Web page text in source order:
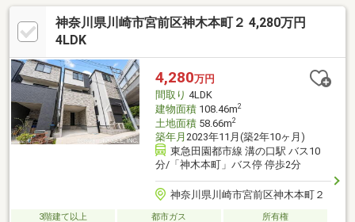
ドデッキ付の開放感南東北の3面採光！光と風が抜ける明るい2階
リビング2世帯対応（1・2階にキッチン・トイレ完備）の柔軟設
計収納力抜群！小屋裏収納ですっきり広々とした住空間
神奈川県川崎市宮前区神木本町２ 4,280万円
4LDK
4,280万円
間取り 4LDK
建物面積108.46m2
土地面積58.66m2
築年月 2023年11月(築2年10ヶ月)
東急田園都市線 溝の口駅 バス10
分/「神木本町」バス停 停歩2分
神奈川県川崎市宮前区神木本町２
3階建て以上 都市ガス 所有権